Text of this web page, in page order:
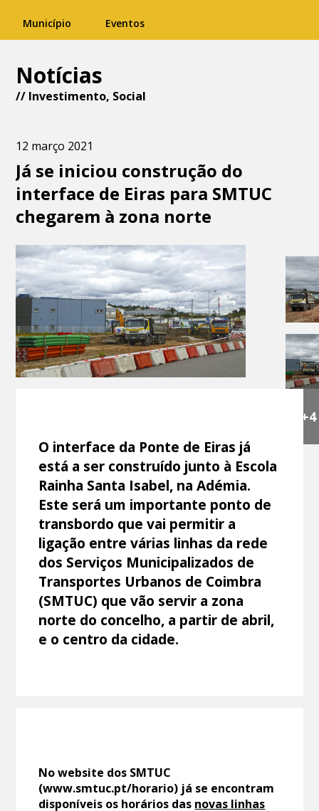
Município Eventos
Notícias
// Investimento, Social
12 março 2021
Já se iniciou construção do
interface de Eiras para SMTUC
chegarem à zona norte
+4
O interface da Ponte de Eiras já
está a ser construído junto à Escola
Rainha Santa Isabel, na Adémia.
Este será um importante ponto de
transbordo que vai permitir a
ligação entre várias linhas da rede
dos Serviços Municipalizados de
Transportes Urbanos de Coimbra
(SMTUC) que vão servir a zona
norte do concelho, a partir de abril,
e o centro da cidade.
No website dos SMTUC
(www.smtuc.pt/horario) já se encontram
disponíveis os horários das novas linhas